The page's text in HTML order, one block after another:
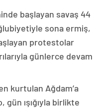
başlayan savaş 44
sona ermiş,
protestolar
günlerce devam
kurtulan Ağdam’a
ışığıyla birlikte